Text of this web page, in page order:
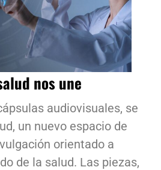
nos une
audiovisuales, se
un nuevo espacio de
orientado a
de la salud. Las piezas,